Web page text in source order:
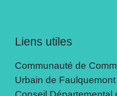
Liens utiles
Communauté de
Urbain de